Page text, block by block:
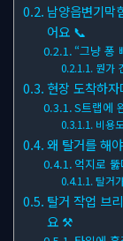
남양읍변기막
어요 📞
“그냥 퐁
뭔가
현장 도착하
S트랩에
비용
왜 탈거를 해
억지로
탈거
탈거 작업 브
요 ⚒